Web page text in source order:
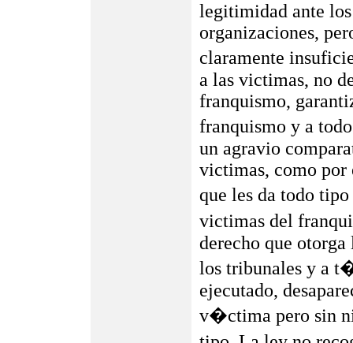
legitimidad ante los
organizaciones,
claramente
a las victimas, no
franquismo,
franquismo y a
un agravio
victimas, como por
que les da todo
victimas del
derecho que
los tribunales y a
ejecutado,
v�ctima pero sin